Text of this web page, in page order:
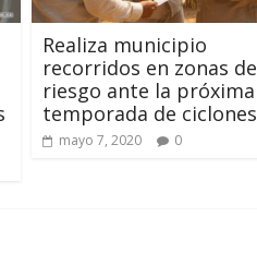
Realiza municipio
recorridos en zonas de
riesgo ante la próxima
temporada de ciclones
mayo 7, 2020 0